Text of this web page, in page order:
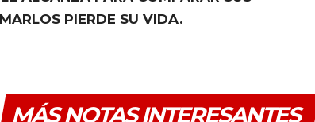
PIERDE SU VIDA.
MÁS NOTAS INTERESANTES